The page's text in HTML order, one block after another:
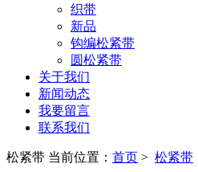
织带
新品
钩编松紧带
圆松紧带
关于我们
新闻动态
我要留言
联系我们
松紧带 当前位置： 首页 > 松紧带